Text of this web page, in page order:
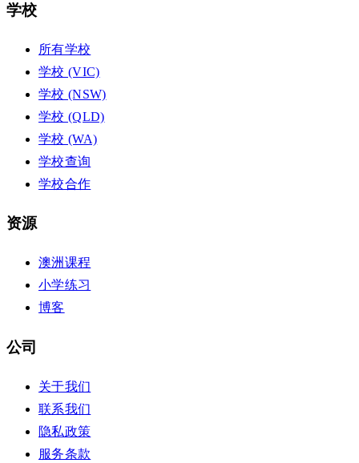
学校
所有学校
学校 (VIC)
学校 (NSW)
学校 (QLD)
学校 (WA)
学校查询
学校合作
资源
澳洲课程
小学练习
博客
公司
关于我们
联系我们
隐私政策
服务条款